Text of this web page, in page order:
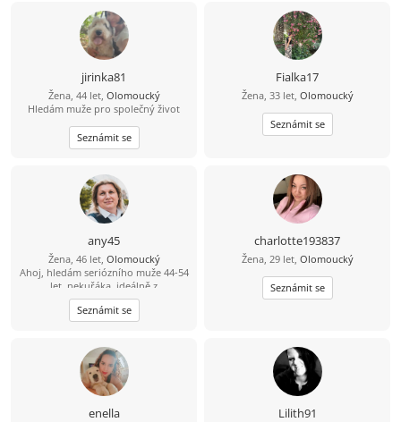
jirinka81
Žena, 44 let, Olomoucký
Hledám muže pro společný život
Seznámit se
Fialka17
Žena, 33 let, Olomoucký
Seznámit se
any45
Žena, 46 let, Olomoucký
Ahoj, hledám seriózního muže 44-54
let, nekuřáka, ideálně z
Olomouckého kraje.
Seznámit se
charlotte193837
Žena, 29 let, Olomoucký
Seznámit se
enella Lilith91